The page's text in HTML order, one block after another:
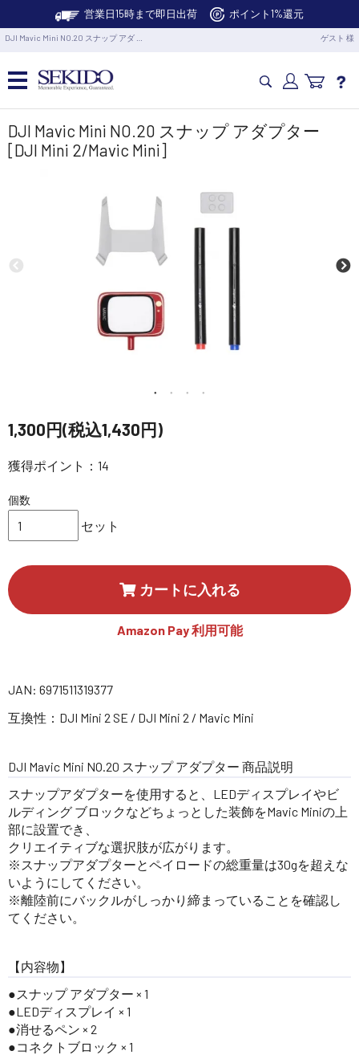
営業日15時まで即日出荷 ポイント1%還元
DJI Mavic Mini NO.20 スナップ アダ … ゲスト 様
カメラドローン・生活家電
業務用ドローン・業務関連製品
水中ドローン(ROV)・水中スクーター
RC・ロボット部品
サポート・Q&A / 法人・学生のお客様
SEKIDO
DJI Mavic Mini NO.20 スナップ アダプター
[DJI Mini 2/Mavic Mini]
1,300円(税込1,430円)
獲得ポイント：14
個数
セット
カートに入れる
Amazon Pay 利用可能
JAN: 6971511319377
互換性：DJI Mini 2 SE / DJI Mini 2 / Mavic Mini
DJI Mavic Mini NO.20 スナップ アダプター 商品説明
スナップアダプターを使用すると、LEDディスプレイやビ
ルディング ブロックなどちょっとした装飾をMavic Miniの上
部に設置でき、
クリエイティブな選択肢が広がります。
※スナップアダプターとペイロードの総重量は30gを超えな
いようにしてください。
※離陸前にバックルがしっかり締まっていることを確認し
てください。
【内容物】
●スナップ アダプター × 1
●LEDディスプレイ × 1
●消せるペン × 2
●コネクトブロック × 1